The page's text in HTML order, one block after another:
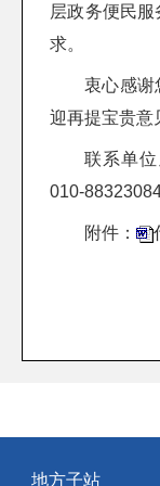
层政务便民
求。
衷心感谢
迎再提宝贵意
联系单
010-88323084
附件：
地方子站